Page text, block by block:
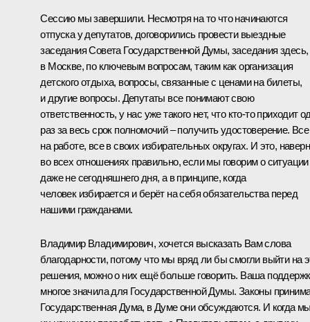
Сессию мы завершили. Несмотря на то что начинаются
отпуска у депутатов, договорились провести выездные
заседания Совета Государственной Думы, заседания здесь,
в Москве, по ключевым вопросам, таким как организация
детского отдыха, вопросы, связанные с ценами на билеты,
и другие вопросы. Депутаты все понимают свою
ответственность, у нас уже такого нет, что кто-то приходит
раз за весь срок полномочий – получить удостоверение. Все
на работе, все в своих избирательных округах. И это,
во всех отношениях правильно, если мы говорим о ситуации
даже не сегодняшнего дня, а в принципе, когда
человек избирается и берёт на себя обязательства перед
нашими гражданами.
Владимир Владимирович, хочется высказать Вам слова
благодарности, потому что мы вряд ли бы смогли выйти на
решения, можно о них ещё больше говорить. Ваша
многое значила для Государственной Думы. Законы
Государственная Дума, в Думе они обсуждаются. И когда